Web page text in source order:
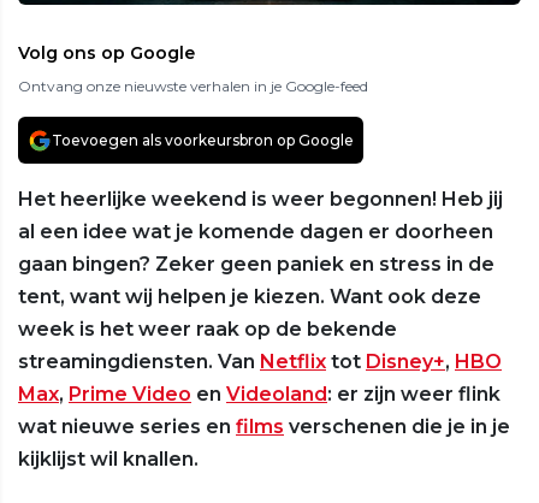
Volg ons op Google
Ontvang onze nieuwste verhalen in je Google-feed
Toevoegen als voorkeursbron op Google
Het heerlijke weekend is weer begonnen! Heb jij
al een idee wat je komende dagen er doorheen
gaan bingen? Zeker geen paniek en stress in de
tent, want wij helpen je kiezen. Want ook deze
week is het weer raak op de bekende
streamingdiensten. Van Netflix tot Disney+, HBO
Max, Prime Video en Videoland: er zijn weer flink
wat nieuwe series en films verschenen die je in je
kijklijst wil knallen.